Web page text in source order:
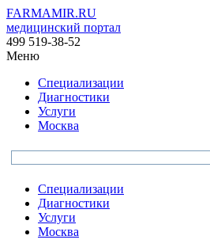
FARMAMIR.RU
медицинский портал
499 519-38-52
Меню
Специализации
Диагностики
Услуги
Москва
Специализации
Диагностики
Услуги
Москва